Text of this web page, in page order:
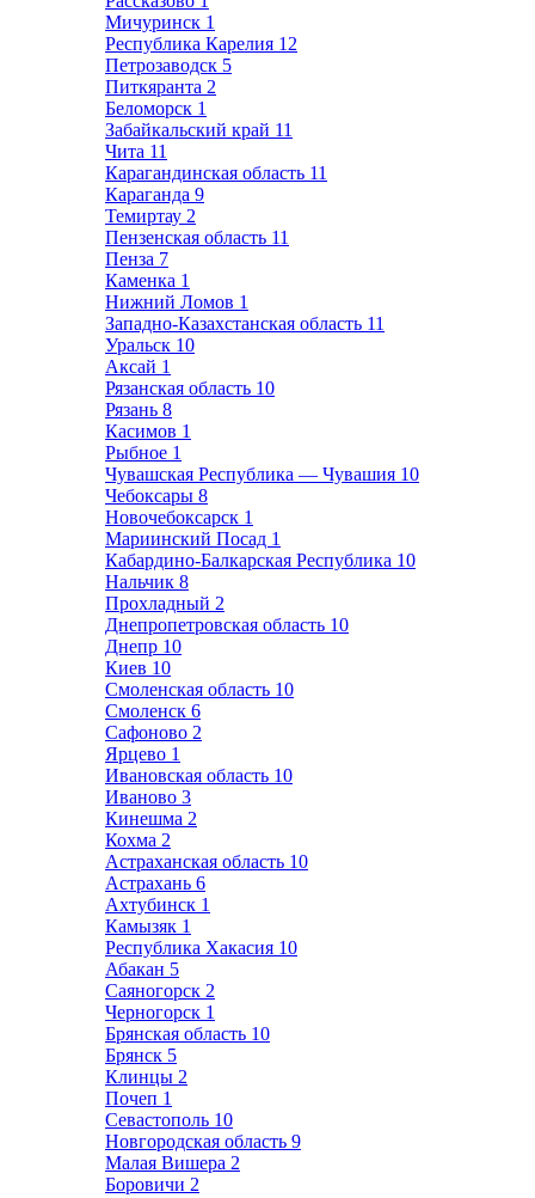
Мичуринск 1
Республика Карелия 12
Петрозаводск 5
Питкяранта 2
Беломорск 1
Забайкальский край 11
Чита 11
Карагандинская область 11
Караганда 9
Темиртау 2
Пензенская область 11
Пенза 7
Каменка 1
Нижний Ломов 1
Западно-Казахстанская область 11
Уральск 10
Аксай 1
Рязанская область 10
Рязань 8
Касимов 1
Рыбное 1
Чувашская Республика — Чувашия 10
Чебоксары 8
Новочебоксарск 1
Мариинский Посад 1
Кабардино-Балкарская Республика 10
Нальчик 8
Прохладный 2
Днепропетровская область 10
Днепр 10
Киев 10
Смоленская область 10
Смоленск 6
Сафоново 2
Ярцево 1
Ивановская область 10
Иваново 3
Кинешма 2
Кохма 2
Астраханская область 10
Астрахань 6
Ахтубинск 1
Камызяк 1
Республика Хакасия 10
Абакан 5
Саяногорск 2
Черногорск 1
Брянская область 10
Брянск 5
Клинцы 2
Почеп 1
Севастополь 10
Новгородская область 9
Малая Вишера 2
Боровичи 2